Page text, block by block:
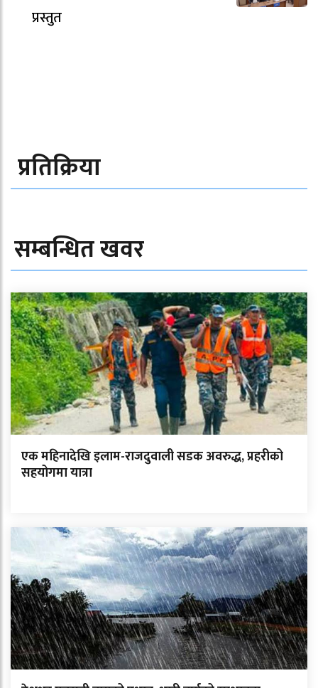
प्रस्तुत
प्रतिक्रिया
सम्बन्धित खवर
एक महिनादेखि इलाम-राजदुवाली सडक अवरुद्ध, प्रहरीको
सहयोगमा यात्रा